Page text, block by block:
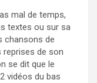
mal de temps,
textes ou sur sa
chansons de
de son
se dit que le
vidéos du bas